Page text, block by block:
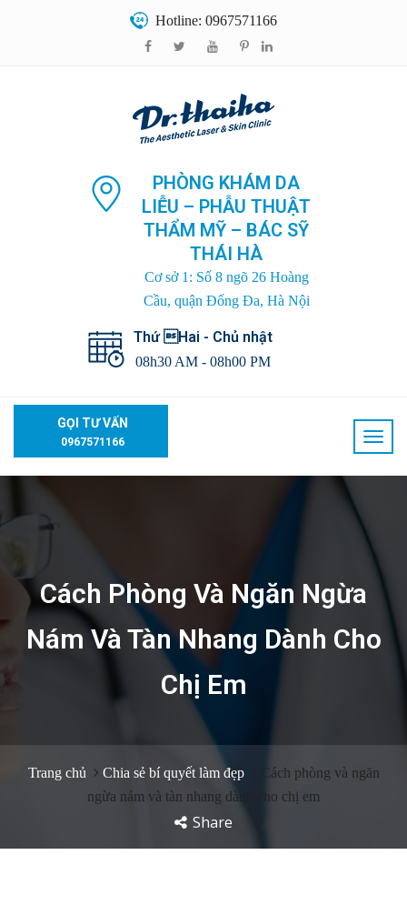
Hotline: 0967571166
PHÒNG KHÁM DA
LIỄU – PHẪU THUẬT
THẨM MỸ – BÁC SỸ
THÁI HÀ
Cơ sở 1: Số 8 ngõ 26 Hoàng
Cầu, quận Đống Đa, Hà Nội
Thứ Hai - Chủ nhật
08h30 AM - 08h00 PM
GỌI TƯ VẤN
0967571166
Cách Phòng Và Ngăn Ngừa
Nám Và Tàn Nhang Dành Cho
Chị Em
Trang chủ Chia sẻ bí quyết làm đẹp
Cách phòng và ngăn
ngừa nám và tàn nhang dành cho chị em
Share